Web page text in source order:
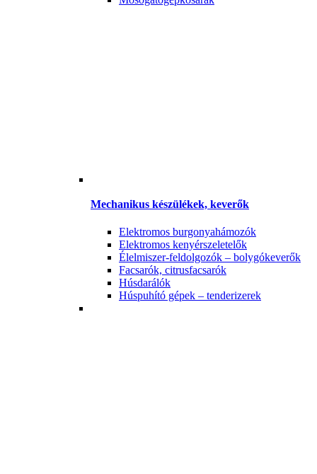
Mechanikus készülékek, keverők
Elektromos burgonyahámozók
Elektromos kenyérszeletelők
Élelmiszer-feldolgozók – bolygókeverők
Facsarók, citrusfacsarók
Húsdarálók
Húspuhító gépek – tenderizerek